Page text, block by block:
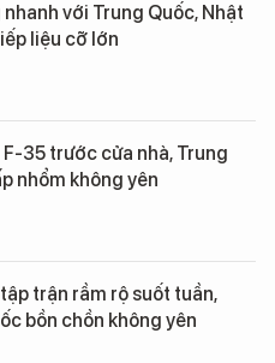
nhanh với Trung Quốc, Nhật
liệu cỡ lớn
35 trước cửa nhà, Trung
nhổm không yên
trận rầm rộ suốt tuần,
bồn chồn không yên